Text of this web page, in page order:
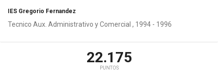
IES Gregorio Fernandez
Tecnico Aux. Administrativo y Comercial , 1994 - 1996
22.175
PUNTOS